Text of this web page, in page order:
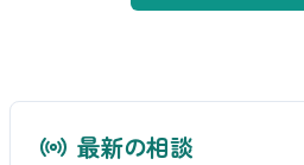
最新の相談